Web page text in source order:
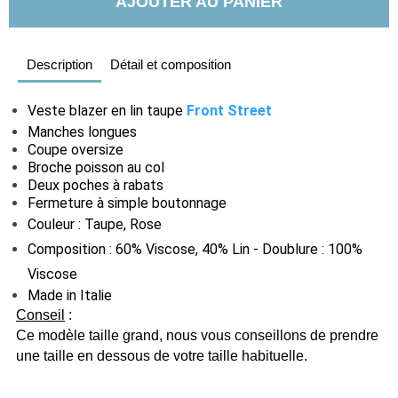
Description Détail et composition
Veste blazer en lin taupe Front Street
Manches longues
Coupe oversize
Broche poisson au col
Deux poches à rabats
Fermeture à simple boutonnage
Couleur : Taupe, Rose
Composition : 60% Viscose, 40% Lin - Doublure : 100%
Viscose
Made in Italie
Conseil :
Ce modèle taille grand, nous vous conseillons de prendre
une taille en dessous de votre taille habituelle.